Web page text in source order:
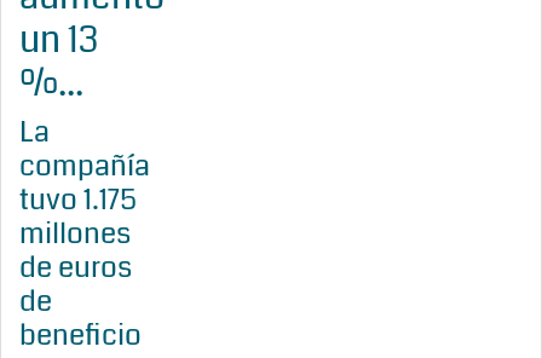
un 13
%...
La
compañía
tuvo 1.175
millones
de euros
de
beneficio